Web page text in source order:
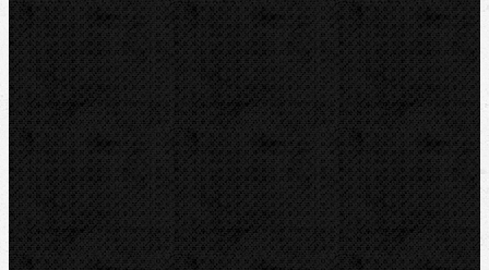
Elektrické
Ohýbačky a ohýbací sady
Ohýbací segmenty CBC
Ohýbací segmenty REMS
Hydraulické